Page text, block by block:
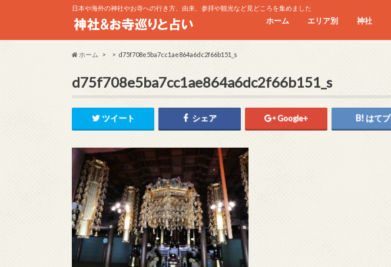
日本や海外の神社やお寺への行き方、由来、参拝や観光など見どころを集めました
ホーム エリア別
北海道・東北
北陸・東海
近畿
中国・四国
九州・沖縄
神社
一の宮
ホーム d75f708e5ba7cc1ae864a6dc2f66b151_s
d75f708e5ba7cc1ae864a6dc2f66b151_s
ツイート シェア Google+ はてブ